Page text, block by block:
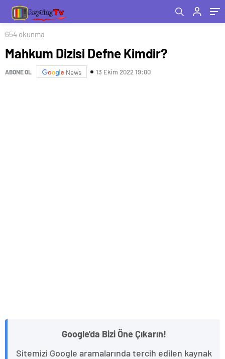
654 okunma
Mahkum Dizisi Defne Kimdir?
ABONE OL News 13 Ekim 2022 19:00
Google'da Bizi Öne Çıkarın!
Sitemizi Google aramalarında tercih edilen kaynak